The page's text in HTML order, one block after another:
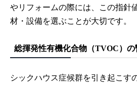
やリフォームの際には、この指針
材・設備を選ぶことが大切です。
総揮発性有機化合物（TVOC）
シックハウス症候群を引き起こす